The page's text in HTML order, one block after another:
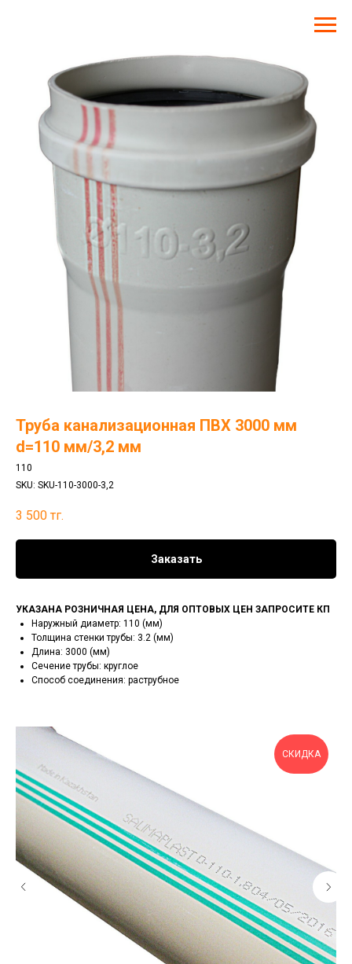
Труба канализационная ПВХ 3000 мм
d=110 мм/3,2 мм
110
SKU: SKU-110-3000-3,2
3 500 тг.
Заказать
УКАЗАНА РОЗНИЧНАЯ ЦЕНА, ДЛЯ ОПТОВЫХ ЦЕН ЗАПРОСИТЕ КП
Наружный диаметр: 110 (мм)
Толщина стенки трубы: 3.2 (мм)
Длина: 3000 (мм)
Сечение трубы: круглое
Способ соединения: раструбное
СКИДКА